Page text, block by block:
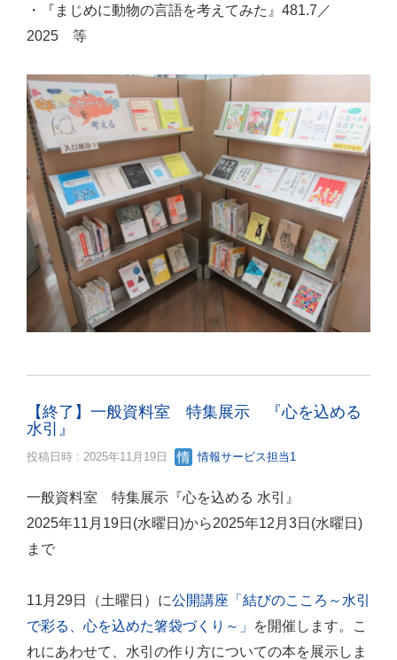
・『まじめに動物の言語を考えてみた』481.7／
2025 等
【終了】一般資料室 特集展示 『心を込める
水引』
投稿日時 : 2025年11月19日 情報サービス担当1
一般資料室 特集展示『心を込める 水引』
2025年11月19日(水曜日)から2025年12月3日(水曜日)
まで
11月29日（土曜日）に公開講座「結びのこころ～水引
で彩る、心を込めた箸袋づくり～」
を開催します。こ
れにあわせて、水引の作り方についての本を展示しま